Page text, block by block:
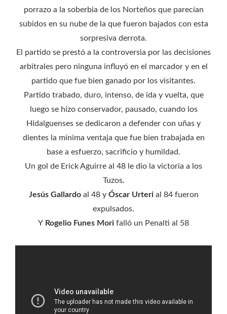
porrazo a la soberbia de los Norteños que parecían
subidos en su nube de la que fueron bajados con esta
sorpresiva derrota.
El partido se prestó a la controversia por las decisiones
arbitrales pero ninguna influyó en el marcador y en el
partido que fue bien ganado por los visitantes.
Partido trabado, duro, intenso, de ida y vuelta, que
luego se hizo conservador, pausado, cuando los
Hidalguenses se dedicaron a defender con uñas y
dientes la mínima ventaja que fue bien trabajada en
base a esfuerzo, sacrificio y humildad.
Un gol de Erick Aguirre al 48 le dio la victoria a los
Tuzos.
Jesús Gallardoal 48 y Óscar Urterial 84 fueron
expulsados.
Y Rogelio Funes Mori falló un Penalti al 58